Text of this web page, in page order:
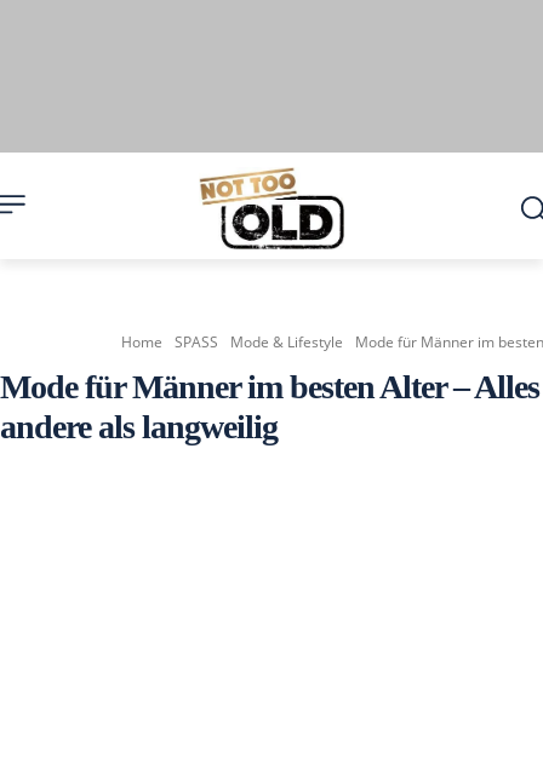
Home SPASS Mode & Lifestyle Mode für Männer im
Mode für Männer im besten Alter – Alles
andere als langweilig